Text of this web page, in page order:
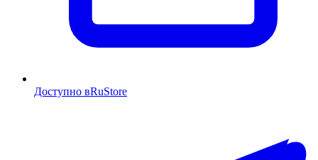
Доступно вRuStore